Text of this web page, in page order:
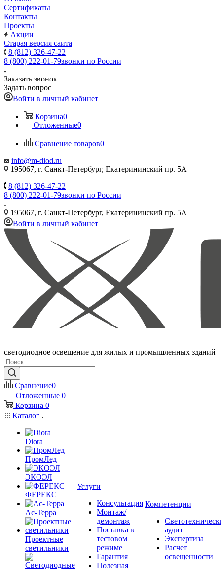
Сертификаты
Контакты
Проекты
Акции
Старая версия сайта
8 (812) 326-47-22
8 (800) 222-01-79звонки по России
Заказать звонок
Задать вопрос
Войти в личный кабинет
Корзина0
Отложенные0
Сравнение товаров0
info@m-diod.ru
195067, г. Санкт-Петербург, Екатерининский пр. 5А
8 (812) 326-47-22
8 (800) 222-01-79звонки по России
195067, г. Санкт-Петербург, Екатерининский пр. 5А
Войти в личный кабинет
светодиодное освещение для жилых и промышленных зданий
Сравнение0
Отложенные 0
Корзина 0
Каталог
Diora
ПромЛед
ЭКОЭЛ
ФЕРЕКС
Ас-Терра
Проектные
светильники
Услуги
Консультация
Монтаж/
демонтаж
Поставка в
тестовом
режиме
Гарантия
Полезная
Компетенции
аудит
Экспертиза
Расчет
освещенности